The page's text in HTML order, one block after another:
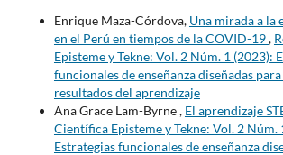
Enrique Maza-Córdova, Una mirada a la
en el Perú en tiempos de la COVID-19,
Episteme y Tekne: Vol. 2 Núm. 1 (2023):
funcionales de enseñanza diseñadas
resultados del aprendizaje
Ana Grace Lam-Byrne , El aprendizaje
Científica Episteme y Tekne: Vol. 2 Núm.
Estrategias funcionales de enseñanza